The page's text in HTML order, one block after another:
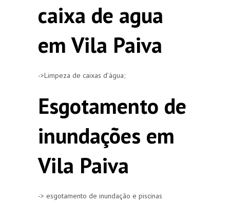
caixa de agua
em Vila Paiva
->Limpeza de caixas d’água;
Esgotamento de
inundações em
Vila Paiva
-> esgotamento de inundação e piscinas